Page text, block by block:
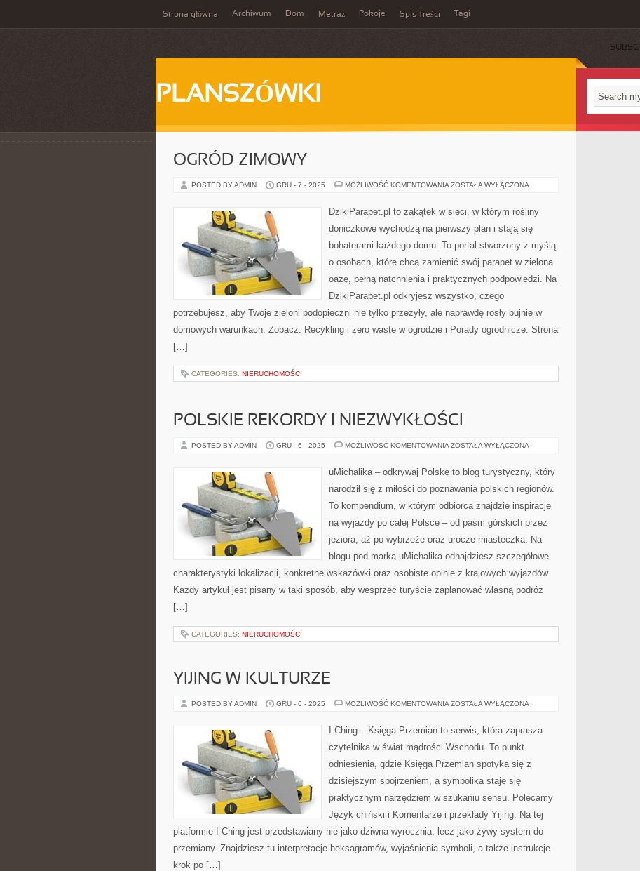
Strona główna Archiwum Dom Metraż Pokoje Spis Treści Tagi
PLANSZÓWKI
OGRÓD ZIMOWY
POSTED BY ADMIN GRU - 7 - 2025 MOŻLIWOŚĆ KOMENTOWANIA OGRÓD
ZOSTAŁA WYŁĄCZONA
DzikiParapet.pl to zakątek w sieci, w którym rośliny
doniczkowe wychodzą na pierwszy plan i stają się
bohaterami każdego domu. To portal stworzony z myślą
o osobach, które chcą zamienić swój parapet w zieloną
oazę, pełną natchnienia i praktycznych podpowiedzi. Na
DzikiParapet.pl odkryjesz wszystko, czego
potrzebujesz, aby Twoje zieloni podopieczni nie tylko przeżyły, ale naprawdę rosły bujnie w
domowych warunkach. Zobacz: Recykling i zero waste w ogrodzie i Porady ogrodnicze. Strona
[…]
CATEGORIES: NIERUCHOMOŚCI
POLSKIE REKORDY I NIEZWYKŁOŚCI
POSTED BY ADMIN GRU - 6 - 2025 MOŻLIWOŚĆ KOMENTOWANIA POLSKIE
NIEZWYKŁOŚCI
ZOSTAŁA WYŁĄCZONA
uMichalika – odkrywaj Polskę to blog turystyczny, który
narodził się z miłości do poznawania polskich regionów.
To kompendium, w którym odbiorca znajdzie inspiracje
na wyjazdy po całej Polsce – od pasm górskich przez
jeziora, aż po wybrzeże oraz urocze miasteczka. Na
blogu pod marką uMichalika odnajdziesz szczegółowe
charakterystyki lokalizacji, konkretne wskazówki oraz osobiste opinie z krajowych wyjazdów.
Każdy artykuł jest pisany w taki sposób, aby wesprzeć turyście zaplanować własną podróż
[…]
CATEGORIES: NIERUCHOMOŚCI
YIJING W KULTURZE
POSTED BY ADMIN GRU - 6 - 2025 MOŻLIWOŚĆ KOMENTOWANIA YIJING
ZOSTAŁA WYŁĄCZONA
I Ching – Księga Przemian to serwis, która zaprasza
czytelnika w świat mądrości Wschodu. To punkt
odniesienia, gdzie Księga Przemian spotyka się z
dzisiejszym spojrzeniem, a symbolika staje się
praktycznym narzędziem w szukaniu sensu. Polecamy
Język chiński i Komentarze i przekłady Yijing. Na tej
platformie I Ching jest przedstawiany nie jako dziwna wyrocznia, lecz jako żywy system do
przemiany. Znajdziesz tu interpretacje heksagramów, wyjaśnienia symboli, a także instrukcje
krok po […]